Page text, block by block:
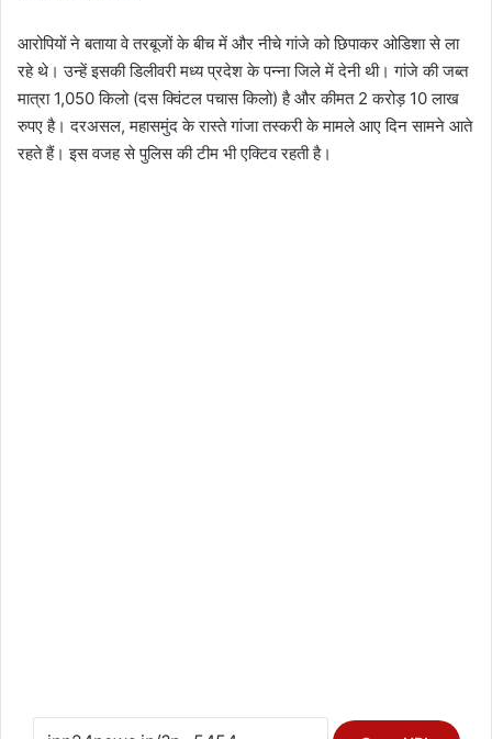
आरोपियों ने बताया वे तरबूजों के बीच में और नीचे गांजे को छिपाकर ओडिशा से ला
रहे थे। उन्हें इसकी डिलीवरी मध्य प्रदेश के पन्ना जिले में देनी थी। गांजे की जब्त
मात्रा 1,050 किलो (दस क्विंटल पचास किलो) है और कीमत 2 करोड़ 10 लाख
रुपए है। दरअसल, महासमुंद के रास्ते गांजा तस्करी के मामले आए दिन सामने आते
रहते हैं। इस वजह से पुलिस की टीम भी एक्टिव रहती है।